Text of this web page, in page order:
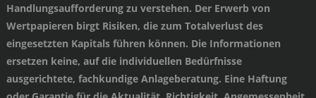
Handlungsaufforderung zu verstehen. Der Erwerb von
Wertpapieren birgt Risiken, die zum Totalverlust des
eingesetzten Kapitals führen können. Die Informationen
ersetzen keine, auf die individuellen Bedürfnisse
ausgerichtete, fachkundige Anlageberatung. Eine Haftung